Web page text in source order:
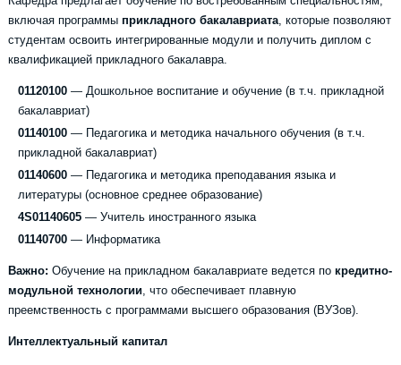
включая программыприкладного бакалавриата, которые позволяют
студентам освоить интегрированные модули и получить диплом с
квалификацией прикладного бакалавра.
01120100 — Дошкольное воспитание и обучение (в т.ч. прикладной
бакалавриат)
01140100 — Педагогика и методика начального обучения (в т.ч.
прикладной бакалавриат)
01140600 — Педагогика и методика преподавания языка и
литературы (основное среднее образование)
4S01140605 — Учитель иностранного языка
01140700 — Информатика
Важно: Обучение на прикладном бакалавриате ведется покредитно-
модульной технологии, что обеспечивает плавную
преемственность с программами высшего образования (ВУЗов).
Интеллектуальный капитал